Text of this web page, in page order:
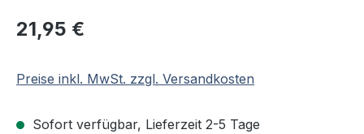
Regulärer Preis:
21,95 €
Preise inkl. MwSt. zzgl. Versandkosten
Sofort verfügbar, Lieferzeit 2-5 Tage